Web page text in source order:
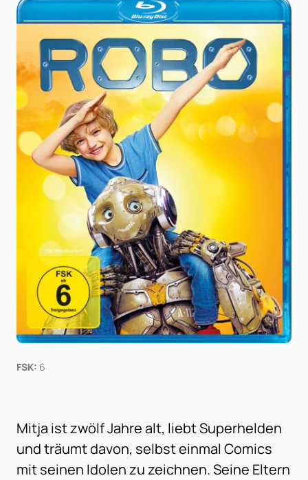
FSK: 6
Mitja ist zwölf Jahre alt, liebt Superhelden
und träumt davon, selbst einmal Comics
mit seinen Idolen zu zeichnen. Seine Eltern